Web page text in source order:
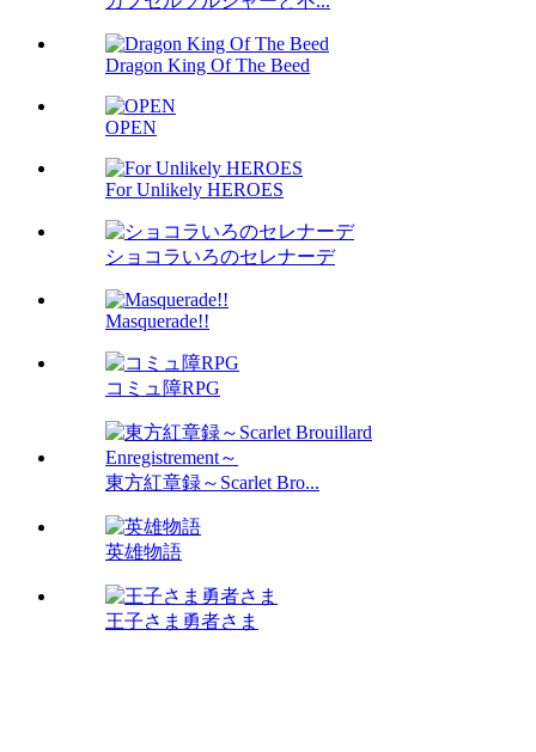
Dragon King Of The Beed
OPEN
For Unlikely HEROES
ショコラいろのセレナーデ
Masquerade!!
コミュ障RPG
東方紅章録～Scarlet Bro...
英雄物語
王子さま勇者さま